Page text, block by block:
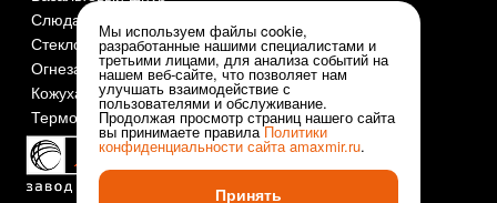
Слюда СМОГ
Стеклоткань
Огнезащита и огнеупоры
Кожуха оцинкованные
Термочехлы
Мы используем файлы cookie,
разработанные нашими специалистами и
третьими лицами, для анализа событий на
нашем веб-сайте, что позволяет нам
улучшать взаимодействие с
пользователями и обслуживание.
Продолжая просмотр страниц нашего сайта
вы принимаете правилаПолитики
конфиденциальности сайта amaxmir.ru.
Принять